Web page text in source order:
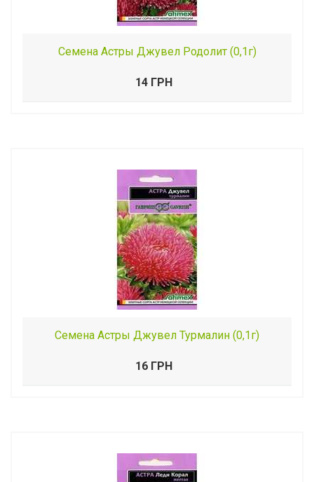
Семена Астры Джувел Родолит (0,1г)
14 ГРН
Семена Астры Джувел Турмалин (0,1г)
16 ГРН